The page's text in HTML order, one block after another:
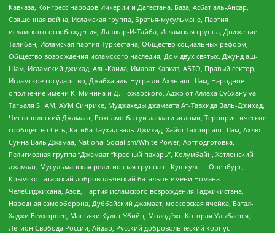
Кавказа, Конгресс народов Ичкерии и Дагестана, База, Асбат аль-Ансар,
Священная война, Исламская группа, Братья-мусульмане, Партия
исламского освобождения, Лашкар-И-Тайба, Исламская группа, Движение
Талибан, Исламская партия Туркестана, Общество социальных реформ,
Общество возрождения исламского наследия, Дом двух святых, Джунд аш-
Шам, Исламский джихад, Аль-Каида, Имарат Кавказ, АБТО, Правый сектор,
Исламское государство, Джабха аль-Нусра ли-Ахль аш-Шам, Народное
ополчение имени К. Минина и Д. Пожарского, Аджр от Аллаха Субхану уа
Тагьаля SHAM, АУМ Синрике, Муджахеды джамаата Ат-Тавхида Валь-Джихад,
Чистопольский Джамаат, Рохнамо ба суи давлати исломи, Террористическое
сообщество Сеть, Катиба Таухид валь-Джихад, Хайят Тахрир аш-Шам, Ахлю
Сунна Валь Джамаа, National Socialism/White Power, Артподготовка,
Религиозная группа “Джамаат “Красный пахарь”, Колумбайн, Хатлонский
джамаат, Мусульманская религиозная группа п. Кушкуль г. Оренбург,
Крымско-татарский добровольческий батальон имени Номана
Челебиджихана, Азов, Партия исламского возрождения Таджикистана,
Народная самооборона, Дуббайский джамаат, московская ячейка, Батал-
Хаджи Белхороев, Маньяки Культ Убийц, Молодёжь Которая Улыбается,
Легион Свобода России, Айдар, Русский добровольческий корпус